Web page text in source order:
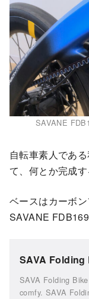
SAVANE
自転車素人であ
て、何とか完成す
ベースはカーボ
SAVANE
SAVA Folding
SAVA Folding
comfy. SAVA